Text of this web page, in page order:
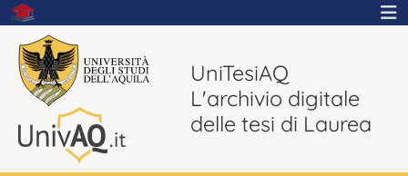
UniTesiAQ
L'archivio digitale
delle tesi di Laurea